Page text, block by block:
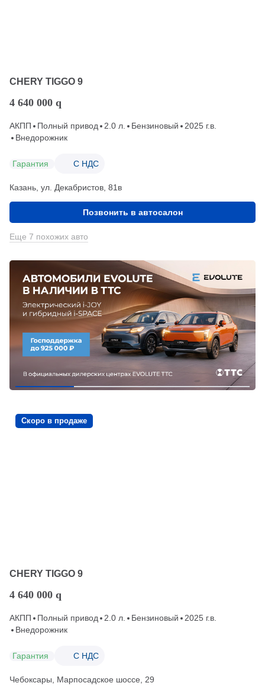
CHERY TIGGO 9
4 640 000 q
АКПП Полный привод 2.0 л. Бензиновый
2025 г.в.
Внедорожник
Гарантия С НДС
Казань, ул. Декабристов, 81в
Позвонить в автосалон
Еще 7 похожих авто
Скоро в продаже
CHERY TIGGO 9
4 640 000 q
АКПП Полный привод 2.0 л. Бензиновый
2025 г.в.
Внедорожник
Гарантия С НДС
Чебоксары, Марпосадское шоссе, 29